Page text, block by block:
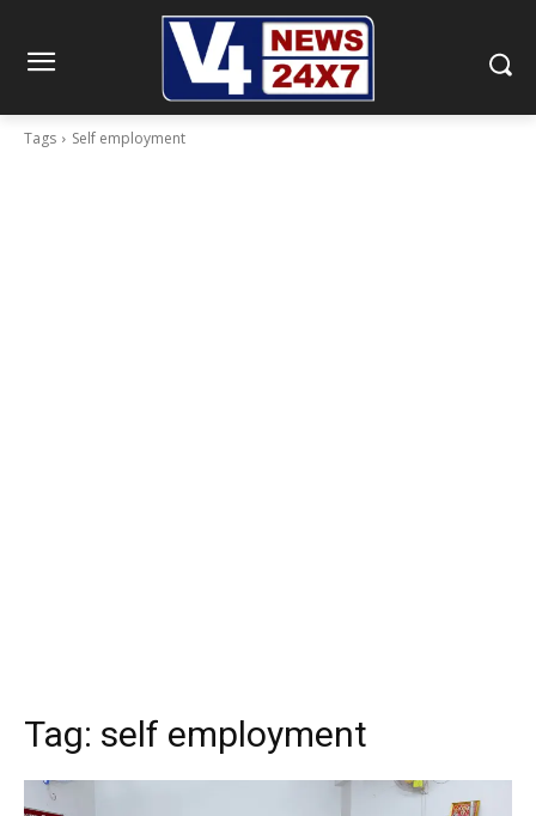
Tags Self employment
Tag: self employment